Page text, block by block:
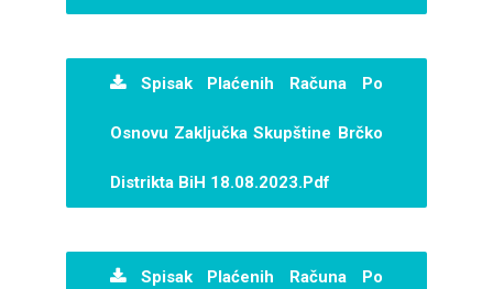
Spisak Plaćenih Računa Po
Osnovu Zaključka Skupštine Brčko
Distrikta BiH 18.08.2023.pdf
Spisak Plaćenih Računa Po